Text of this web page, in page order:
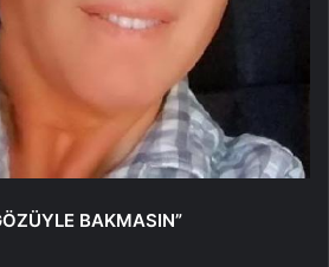
BAKMASIN”